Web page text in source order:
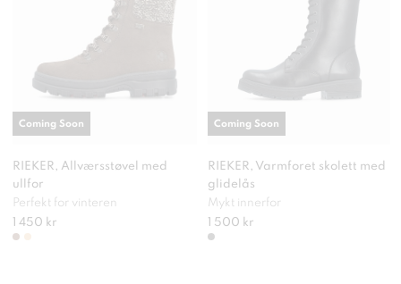
RIEKER, Allværsstøvel med
ullfor
Perfekt for vinteren
1 450 kr
Coming Soon
RIEKER, Varmforet skolett med
glidelås
Mykt innerfor
1 500 kr
Coming Soon